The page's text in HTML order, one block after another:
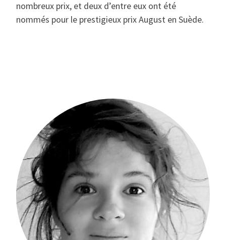
nombreux prix, et deux d’entre eux ont été
nommés pour le prestigieux prix August en Suède.